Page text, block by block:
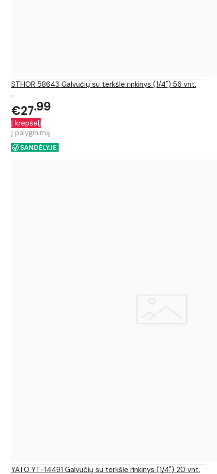
STHOR 58643 Galvučių su terkšle rinkinys (1/4") 56 vnt.
..
€27 99
Į krepšelį
Į palyginimą
YATO YT-14491 Galvučių su terkšle rinkinys (1/4") 20 vnt.